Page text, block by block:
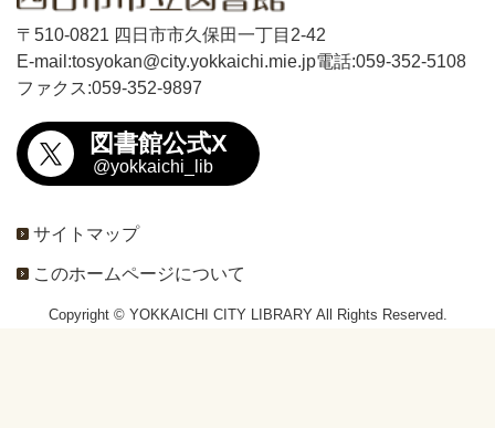
〒510-0821 四日市市久保田一丁目2-42
E-mail:tosyokan@city.yokkaichi.mie.jp電話:059-352-5108
ファクス:059-352-9897
図書館公式X
@yokkaichi_lib
サイトマップ
このホームページについて
Copyright © YOKKAICHI CITY LIBRARY All Rights Reserved.